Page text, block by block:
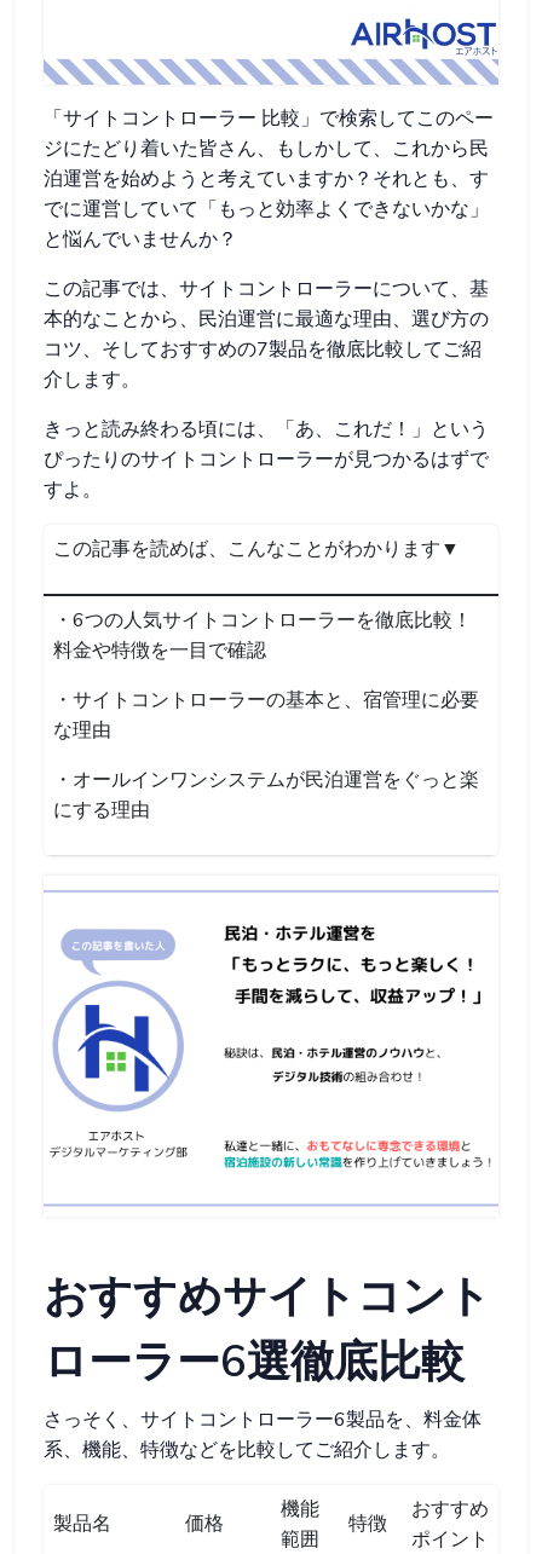
「サイトコントローラー 比較」で検索してこのペー
ジにたどり着いた皆さん、もしかして、これから民
泊運営を始めようと考えていますか？それとも、す
でに運営していて「もっと効率よくできないかな」
と悩んでいませんか？
この記事では、サイトコントローラーについて、基
本的なことから、民泊運営に最適な理由、選び方の
コツ、そしておすすめの7製品を徹底比較してご紹
介します。
きっと読み終わる頃には、「あ、これだ！」という
ぴったりのサイトコントローラーが見つかるはずで
すよ。
この記事を読めば、こんなことがわかります▼
・6つの人気サイトコントローラーを徹底比較！
料金や特徴を一目で確認
・サイトコントローラーの基本と、宿管理に必要
な理由
・オールインワンシステムが民泊運営をぐっと楽
にする理由
おすすめサイトコント
ローラー6選徹底比較
さっそく、サイトコントローラー6製品を、料金体
系、機能、特徴などを比較してご紹介します。
製品名 価格
機能
範囲
特徴
おすすめ
ポイント